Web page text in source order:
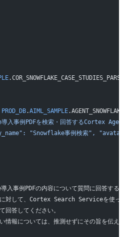
PROD_DB.AIML_SAMPLE
事例PDFを検索・回答するCortex
"Snowflake事例検索",
事例PDFの内容について質問に回答する
対して、Cortex Search Serviceを使っ
答してください。
報については、推測せずにその旨を伝え